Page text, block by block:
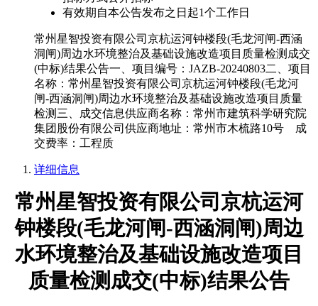
有效期 自本公告发布之日起1个工作日
常州星智投资有限公司京杭运河钟楼段(毛龙河闸-西涵
洞闸)周边水环境整治及基础设施改造项目质量检测成交
(中标)结果公告一、项目编号：JAZB-20240803二、项目
名称：常州星智投资有限公司京杭运河钟楼段(毛龙河
闸-西涵洞闸)周边水环境整治及基础设施改造项目质量
检测三、成交信息供应商名称：常州市建筑科学研究院
集团股份有限公司供应商地址：常州市木梳路10号 成
交费率：工程质
详细信息
常州星智投资有限公司京杭运河
钟楼段(毛龙河闸-西涵洞闸)周边
水环境整治及基础设施改造项目
质量检测 成交(中标)结果公告